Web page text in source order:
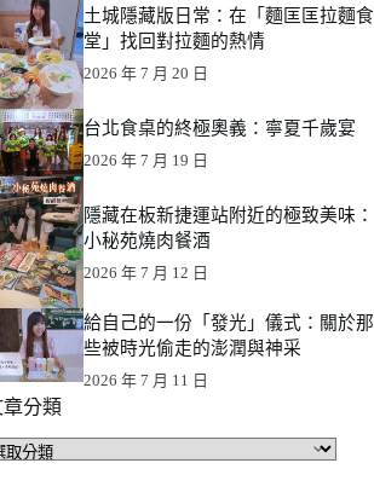
土城隱藏版日常：在「麵匡匡拉麵食
堂」找回對拉麵的熱情
2026 年 7 月 20 日
台北食桌的終極奧義：寧夏千歲宴
2026 年 7 月 19 日
隱藏在板新捷運站附近的極致美味：
小秘苑燒肉餐酒
2026 年 7 月 12 日
給自己的一份「發光」儀式：關於那
些被時光偷走的澎潤與神采
2026 年 7 月 11 日
分類